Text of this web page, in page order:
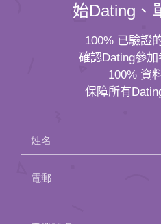
始Dating、
100% 已驗證
確認Dating參
100% 資
保障所有
姓名
電郵